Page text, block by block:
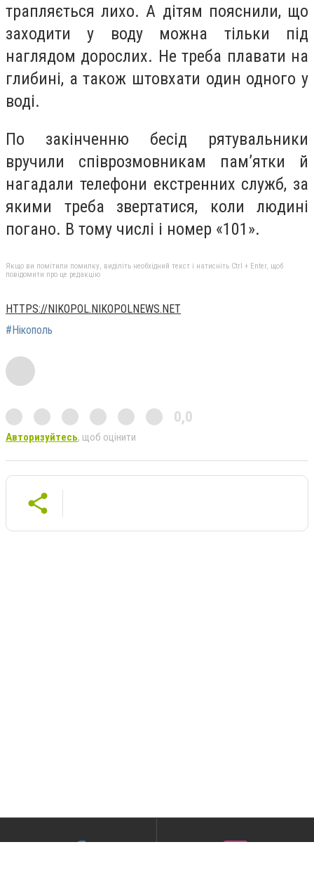
трапляється лихо. А дітям пояснили, що
заходити у воду можна тільки під
наглядом дорослих. Не треба плавати на
глибині, а також штовхати один одного у
воді.
По закінченню бесід рятувальники
вручили співрозмовникам пам’ятки й
нагадали телефони екстренних служб, за
якими треба звертатися, коли людині
погано. В тому числі і номер «101».
Якщо ви помітили помилку, виділіть необхідний текст і натисніть Ctrl + Enter, щоб
повідомити про це редакцію
HTTPS://NIKOPOL.NIKOPOLNEWS.NET
#Нікополь
0,0
Авторизуйтесь, щоб оцінити